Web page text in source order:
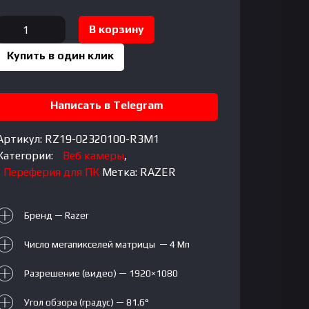
В корзину
Купить в один клик
Написать в Telegram
RZ19-02320100-R3M1
Веб камеры,
Переферия для ПК Метка: RAZER
Бренд — Razer
Число мегапикселей матрицы — 4 Мп
Разрешение (видео) — 1920×1080
Угол обзора (градус) — 81.6°